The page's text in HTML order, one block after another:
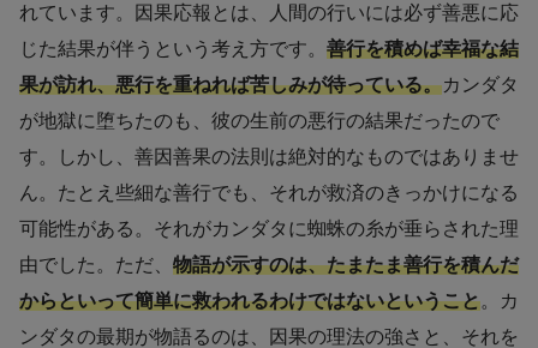
れています。因果応報とは、人間の行いには必ず善悪に応
じた結果が伴うという考え方です。 善行を積めば幸福な結
果が訪れ、悪行を重ねれば苦しみが待っている。カンダタ
が地獄に堕ちたのも、彼の生前の悪行の結果だったので
す。しかし、善因善果の法則は絶対的なものではありませ
ん。たとえ些細な善行でも、それが救済のきっかけになる
可能性がある。それがカンダタに蜘蛛の糸が垂らされた理
由でした。ただ、 物語が示すのは、たまたま善行を積んだ
からといって簡単に救われるわけではないということ。カ
ンダタの最期が物語るのは、因果の理法の強さと、それを